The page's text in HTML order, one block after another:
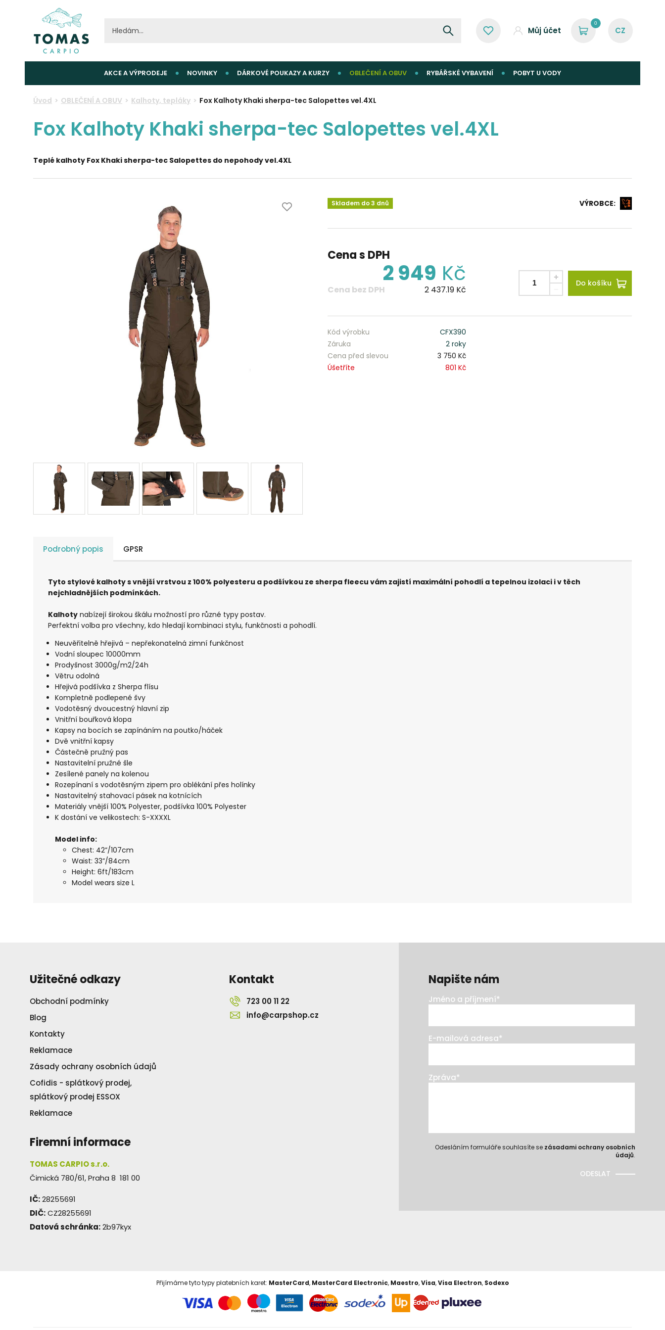
Můj účet
0
AKCE A VÝPRODEJE NOVINKY DÁRKOVÉ POUKAZY A KURZY OBLEČENÍ A OBUV RYBÁŘSKÉ VYBAVENÍ POBYT U VODY
Úvod OBLEČENÍ A OBUV Kalhoty, tepláky Fox Kalhoty Khaki sherpa-tec Salopettes vel.4XL
Fox Kalhoty Khaki sherpa-tec Salopettes vel.4XL
Teplé kalhoty Fox Khaki sherpa-tec Salopettes do nepohody vel.4XL
Skladem do 3 dnů VÝROBCE:
Cena s DPH
2 949 Kč
Cena bez DPH 2 437.19Kč
Do košíku
Kód výrobku
CFX390
Záruka
2 roky
Cena před slevou
3 750 Kč
Úšetříte
801 Kč
Podrobný popis GPSR
Tyto stylové kalhoty s vnější vrstvou z 100% polyesteru a podšívkou ze sherpa fleecu vám zajistí maximální pohodlí a tepelnou izolaci i v těch
nejchladnějších podmínkách.
Kalhoty nabízejí širokou škálu možností pro různé typy postav.
Perfektní volba pro všechny, kdo hledají kombinaci stylu, funkčnosti a pohodlí.
Neuvěřitelně hřejivá – nepřekonatelná zimní funkčnost
Vodní sloupec 10000mm
Prodyšnost 3000g/m2/24h
Větru odolná
Hřejivá podšívka z Sherpa flísu
Kompletně podlepené švy
Vodotěsný dvoucestný hlavní zip
Vnitřní bouřková klopa
Kapsy na bocích se zapínáním na poutko/háček
Dvě vnitřní kapsy
Částečně pružný pas
Nastavitelní pružné šle
Zesílené panely na kolenou
Rozepínaní s vodotěsným zipem pro oblékání přes holínky
Nastavitelný stahovací pásek na kotnících
Materiály vnější 100% Polyester, podšívka 100% Polyester
K dostání ve velikostech: S-XXXXL
Model info:
Chest: 42”/107cm
Waist: 33”/84cm
Height: 6ft/183cm
Model wears size L
Užitečné odkazy
Obchodní podmínky
Blog
Kontakty
Reklamace
Zásady ochrany osobních údajů
Cofidis - splátkový prodej,
splátkový prodej ESSOX
Reklamace
Firemní informace
TOMAS CARPIO s.r.o.
Čimická 780/61, Praha 8 181 00
IČ:28255691
DIČ:CZ28255691
Datová schránka:2b97kyx
Kontakt
723 00 11 22
info@carpshop.cz
Napište nám
Jméno a příjmení*
E-mailová adresa*
Zpráva*
Odesláním formuláře souhlasíte se zásadami ochrany osobních
údajů.
ODESLAT
Přijímáme tyto typy platebních karet: MasterCard, MasterCard Electronic, Maestro,Visa,Visa Electron, Sodexo